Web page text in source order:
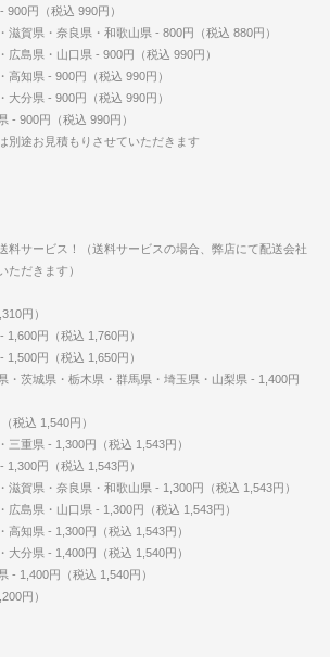
円（税込 990円）
滋賀県・奈良県・和歌山県 - 800円（税込 880円）
広島県・山口県 - 900円（税込 990円）
高知県 - 900円（税込 990円）
大分県 - 900円（税込 990円）
- 900円（税込 990円）
別途お見積もりさせていただきます
料サービス！（送料サービスの場合、弊店にて配送会社
ただきます）
円）
円（税込 1,760円）
円（税込 1,650円）
・茨城県・栃木県・群馬県・埼玉県・山梨県 - 1,400円
税込 1,540円）
三重県 - 1,300円（税込 1,543円）
円（税込 1,543円）
滋賀県・奈良県・和歌山県 - 1,300円（税込 1,543円）
広島県・山口県 - 1,300円（税込 1,543円）
高知県 - 1,300円（税込 1,543円）
大分県 - 1,400円（税込 1,540円）
- 1,400円（税込 1,540円）
円）